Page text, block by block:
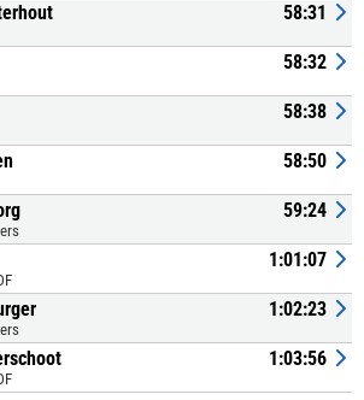
58:31
58:32
58:38
58:50
59:24
1:01:07
1:02:23
1:03:56